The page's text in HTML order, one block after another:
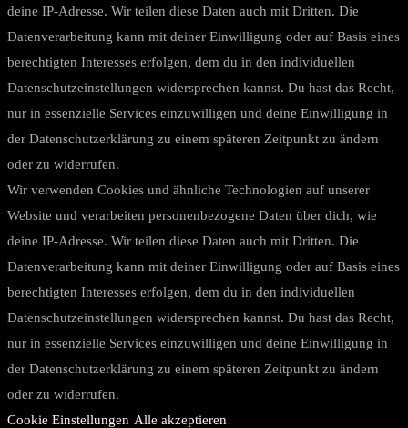
deine IP-Adresse. Wir teilen diese Daten auch mit Dritten. Die
Datenverarbeitung kann mit deiner Einwilligung oder auf Basis eines
berechtigten Interesses erfolgen, dem du in den individuellen
Datenschutzeinstellungen widersprechen kannst. Du hast das Recht,
nur in essenzielle Services einzuwilligen und deine Einwilligung in
der Datenschutzerklärung zu einem späteren Zeitpunkt zu ändern
oder zu widerrufen.
Wir verwenden Cookies und ähnliche Technologien auf unserer
Website und verarbeiten personenbezogene Daten über dich, wie
deine IP-Adresse. Wir teilen diese Daten auch mit Dritten. Die
Datenverarbeitung kann mit deiner Einwilligung oder auf Basis eines
berechtigten Interesses erfolgen, dem du in den individuellen
Datenschutzeinstellungen widersprechen kannst. Du hast das Recht,
nur in essenzielle Services einzuwilligen und deine Einwilligung in
der Datenschutzerklärung zu einem späteren Zeitpunkt zu ändern
oder zu widerrufen.
Cookie Einstellungen Alle akzeptieren